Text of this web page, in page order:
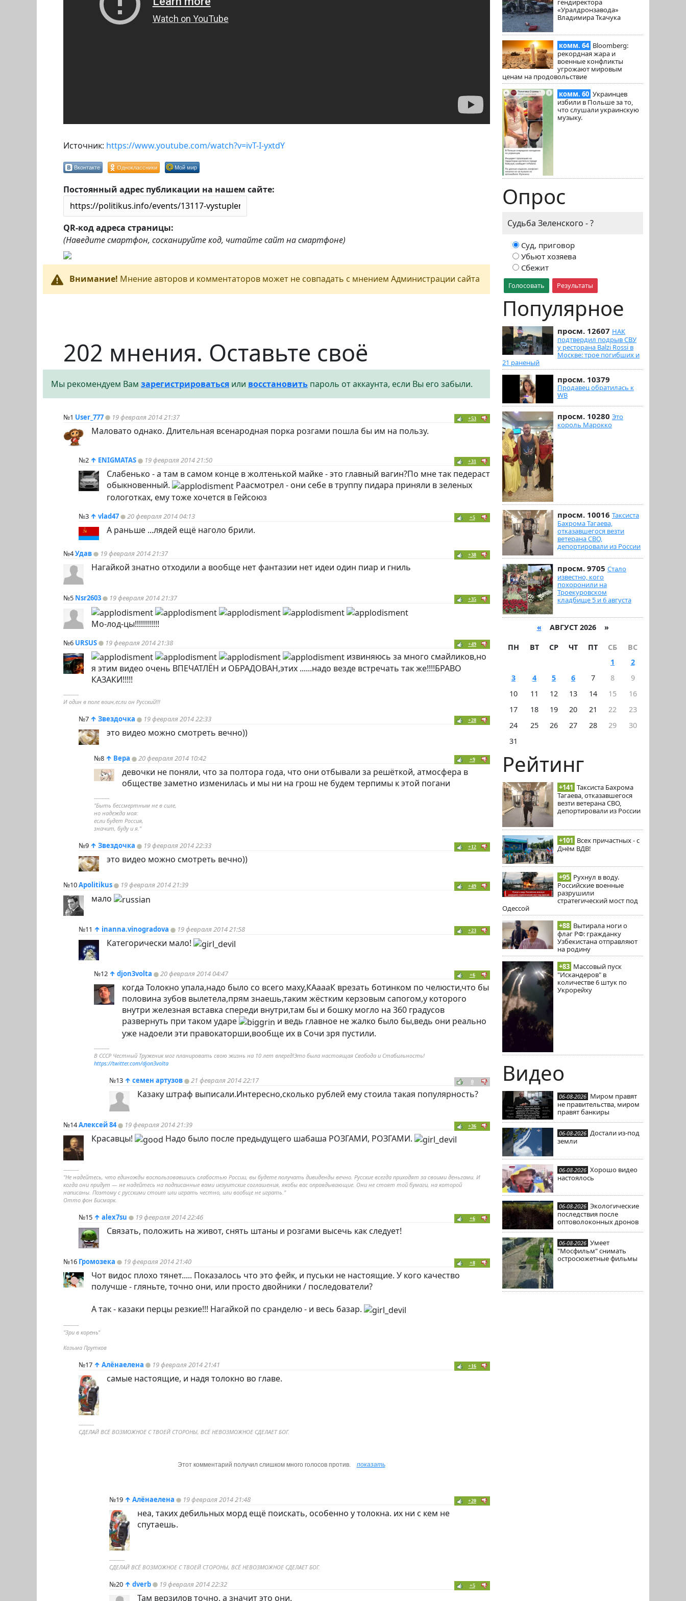
гендиректора
«Уралдронзавода»
Владимира Ткачука
комм. 64 Bloomberg:
рекордная жара и
военные конфликты
угрожают мировым
ценам на продовольствие
комм. 60 Украинцев
избили в Польше за то,
что слушали украинскую
музыку.
Опрос
Судьба Зеленского - ?
Суд, приговор
Убьют хозяева
Сбежит
Голосовать Результаты
Популярное
просм. 12607 НАК
подтвердил подрыв СВУ
у ресторана Balzi Rossi в
Москве: трое погибших и
21 раненый
просм. 10379
Продавец обратилась к
WB
просм. 10280 Это
король Марокко
просм. 10016 Таксиста
Бахрома Тагаева,
отказавшегося везти
ветерана СВО,
депортировали из России
просм. 9705 Стало
известно, кого
похоронили на
Троекуровском
кладбище 5 и 6 августа
« АВГУСТ 2026 »
ПН ВТ СР ЧТ ПТ СБ
ВС
1
2
3
4 5 6 7 8
9
10
11 12 13 14 15
16
17
18 19 20 21 22
23
24
25 26 27 28 29
30
31
Рейтинг
+141 Таксиста Бахрома
Тагаева, отказавшегося
везти ветерана СВО,
депортировали из России
+101 Всех причастных - с
Днём ВДВ!
+95 Рухнул в воду.
Российские военные
разрушили
стратегический мост под
Одессой
+88 Вытирала ноги о
флаг РФ: гражданку
Узбекистана отправляют
на родину
+83 Массовый пуск
"Искандеров" в
количестве 6 штук по
Укрорейху
Видео
06-08-2026 Миром правят
не правительства, миром
правят банкиры
06-08-2026 Достали из-под
земли
06-08-2026 Хорошо видео
настоялось
06-08-2026 Экологические
последствия после
оптоволоконных дронов
06-08-2026 Умеет
"Мосфильм" снимать
остросюжетные фильмы
Источник: https://www.youtube.com/watch?v=ivT-I-yxtdY
Вконтакте Одноклассники Мой мир
Постоянный адрес публикации на нашем сайте:
QR-код адреса страницы:
(Наведите смартфон, сосканируйте код, читайте сайт на смартфоне)
Внимание! Мнение авторов и комментаторов может не совпадать с мнением Администрации сайта
202 мнения. Оставьте своё
Мы рекомендуем Вам зарегистрироваться или восстановить пароль от аккаунта, если Вы его забыли.
№1 User_777 19 февраля 2014 21:37 +53
Маловато однако. Длительная всенародная порка розгами пошла бы им на пользу.
№2 ↑ ENIGMATAS 19 февраля 2014 21:50 +31
Слабенько - а там в самом конце в жолтенькой майке - это главный вагин?По мне так педераст
обыкновенный.
Раасмотрел - они себе в труппу пидара приняли в зеленых
гологотках, ему тоже хочется в Гейсоюз
№3 ↑ vlad47 20 февраля 2014 04:13 +5
А раньше ...лядей ещё наголо брили.
№4Удав 19 февраля 2014 21:37 +38
Нагайкой знатно отходили а вообще нет фантазии нет идеи один пиар и гниль
№5 Nsr2603 19 февраля 2014 21:37 +35
Мо-лод-цы!!!!!!!!!!!!
№6 URSUS 19 февраля 2014 21:38 +49
извиняюсь за много смайликов,но
я этим видео очень ВПЕЧАТЛЁН и ОБРАДОВАН,этих ......надо везде встречать так же!!!!БРАВО
КАЗАКИ!!!!!
----------
И один в поле воин,если он Русский!!!
№7 ↑ Звездочка 19 февраля 2014 22:33 +28
это видео можно смотреть вечно))
№8 ↑ Вера 20 февраля 2014 10:42 +9
девочки не поняли, что за полтора года, что они отбывали за решёткой, атмосфера в
обществе заметно изменилась и мы ни на грош не будем терпимы к этой погани
----------
"Быть бессмертным не в силе,
но надежда моя:
если будет Россия,
значит, буду и я."
№9 ↑ Звездочка 19 февраля 2014 22:33 +12
это видео можно смотреть вечно))
№10Apolitikus 19 февраля 2014 21:39 +49
мало
№11 ↑ inanna.vinogradova 19 февраля 2014 21:58 +23
Категорически мало!
№12 ↑ djon3volta 20 февраля 2014 04:47 +6
когда Толокно упала,надо было со всего маху,КАаааК врезать ботинком по челюсти,что бы
половина зубов вылетела,прям знаешь,таким жёстким керзовым сапогом,у которого
внутри железная вставка спереди внутри,там бы и бошку могло на 360 градусов
развернуть при таком ударе
и ведь главное не жалко было бы,ведь они реально
уже надоели эти правокаторши,вообще их в Сочи зря пустили.
----------
В СССР Честный Труженик мог планировать свою жизнь на 10 лет вперед!Это была настоящая Свобода и Стабильность!
https://twitter.com/djon3volta
№13 ↑ семен артузов 21 февраля 2014 22:17 0
Казаку штраф выписали.Интересно,сколько рублей ему стоила такая популярность?
№14Алексей 84 19 февраля 2014 21:39 +36
Красавцы! Надо было после предыдущего шабаша РОЗГАМИ, РОЗГАМИ.
----------
"Не надейтесь, что единожды воспользовавшись слабостью России, вы будете получать дивиденды вечно. Русские всегда приходят за своими деньгами. И
когда они придут — не надейтесь на подписанные вами иезуитские соглашения, якобы вас оправдывающие. Они не стоят той бумаги, на которой
написаны. Поэтому с русскими стоит или играть честно, или вообще не играть."
Отто фон Бисмарк.
№15 ↑ alex7su 19 февраля 2014 22:46 +6
Связать, положить на живот, снять штаны и розгами высечь как следует!
№16 Громозека 19 февраля 2014 21:40 +8
Чот видос плохо тянет..... Показалось что это фейк, и пуськи не настоящие. У кого качество
получше - гляньте, точно они, или просто двойники / последователи?
А так - казаки перцы резкие!!! Нагайкой по сранделю - и весь базар.
----------
"Зри в корень"
Козьма Прутков
№17 ↑ Алёнаелена 19 февраля 2014 21:41 +16
самые настоящие, и надя толокно во главе.
----------
СДЕЛАЙ ВСЁ ВОЗМОЖНОЕ С ТВОЕЙ СТОРОНЫ, ВСЁ НЕВОЗМОЖНОЕ СДЕЛАЕТ БОГ.
Этот комментарий получил слишком много голосов против. показать
№19 ↑ Алёнаелена 19 февраля 2014 21:48 +20
неа, таких дебильных морд ещё поискать, особенно у толокна. их ни с кем не
спутаешь.
----------
СДЕЛАЙ ВСЁ ВОЗМОЖНОЕ С ТВОЕЙ СТОРОНЫ, ВСЁ НЕВОЗМОЖНОЕ СДЕЛАЕТ БОГ.
№20 ↑ dverb 19 февраля 2014 22:32 +5
Там верзилов точно, а значит это они.